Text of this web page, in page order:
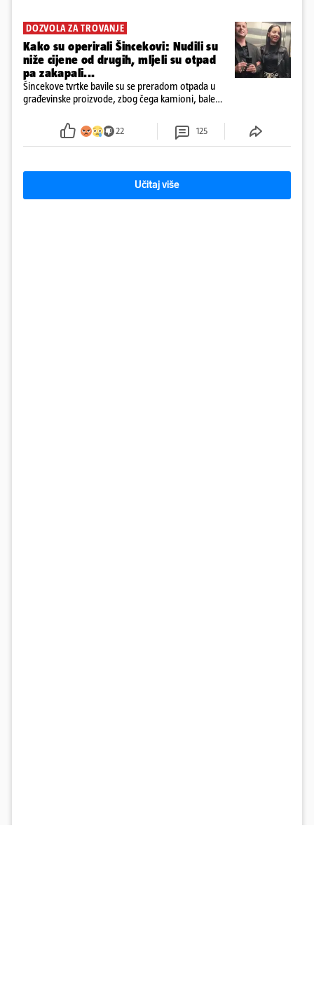
DOZVOLA ZA TROVANJE
Kako su operirali Šincekovi: Nudili su
niže cijene od drugih, mljeli su otpad
pa zakapali...
Šincekove tvrtke bavile su se preradom otpada u
građevinske proizvode, zbog čega kamioni, bale
22 125
Učitaj više